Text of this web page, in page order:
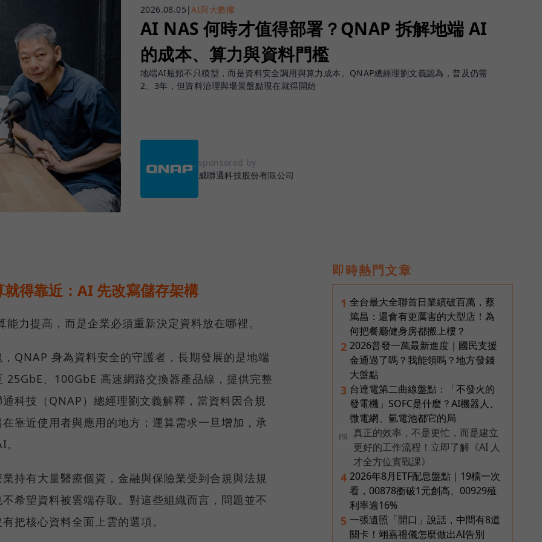
2026.08.05 |AI與大數據
AI NAS 何時才值得部署？QNAP 拆解地端 AI
的成本、算力與資料門檻
地端AI瓶頸不只模型，而是資料安全調用與算力成本。QNAP總經理劉文義認為，普及仍需
2、3年，但資料治理與場景盤點現在就得開始
sponsored by
威聯通科技股份有限公司
得靠近：AI 先改寫儲存架構
力提高，而是企業必須重新決定資料放在哪裡。
QNAP 身為資料安全的守護者，長期發展的是地端
25GbE、100GbE 高速網路交換器產品線，提供完整
科技（QNAP）總經理劉文義解釋，當資料因合規
靠近使用者與應用的地方；運算需求一旦增加，承
持有大量醫療個資，金融與保險業受到合規與法規
希望資料被雲端存取。對這些組織而言，問題並不
把核心資料全面上雲的選項。
即時熱門文章
1 全台最大全聯首日業績破百萬，蔡
篤昌：還會有更厲害的大型店！為
何把餐廳健身房都搬上樓？
2 2026普發一萬最新進度｜國民支援
金通過了嗎？我能領嗎？地方發錢
大盤點
3 台達電第二曲線盤點：「不發火的
發電機」SOFC是什麼？AI機器人、
微電網、氫電池都它的局
PR
真正的效率，不是更忙，而是建立
更好的工作流程！立即了解《AI 人
才全方位實戰課》
4 2026年8月ETF配息盤點｜19檔一次
看，00878衝破1元創高、00929殖
利率逾16%
5 一張遺照「開口」說話，中間有8道
關卡！翊嘉禮儀怎麼做出AI告別